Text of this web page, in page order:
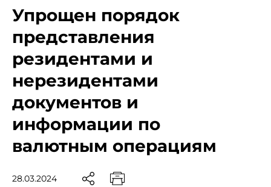
Упрощен порядок
представления
резидентами и
нерезидентами
документов и
информации по
валютным операциям
28.03.2024